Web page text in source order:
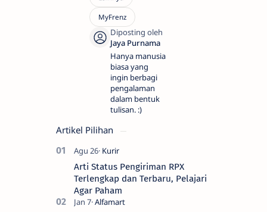
Hanya manusia
biasa yang
ingin berbagi
pengalaman
dalam bentuk
tulisan. :)
Artikel Pilihan
Arti Status Pengiriman RPX
Terlengkap dan Terbaru, Pelajari
Agar Paham